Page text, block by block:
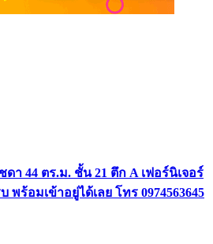
า 44 ตร.ม. ชั้น 21 ตึก A เฟอร์นิเจอร์
พร้อมเข้าอยู่ได้เลย โทร 0974563645